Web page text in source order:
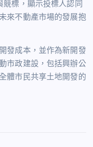
標，顯示投標人認同
來不動產市場的發展抱
發成本，並作為新開發
市政建設，包括興辦公
體市民共享土地開發的